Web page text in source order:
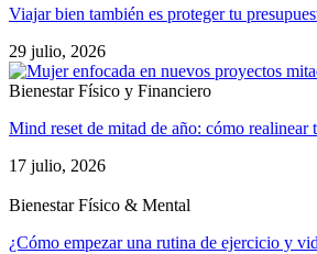
Viajar bien también es proteger tu
29 julio, 2026
Bienestar Físico y Financiero
Mind reset de mitad de año: cómo
17 julio, 2026
Bienestar Físico & Mental
¿Cómo empezar una rutina de ejercicio y